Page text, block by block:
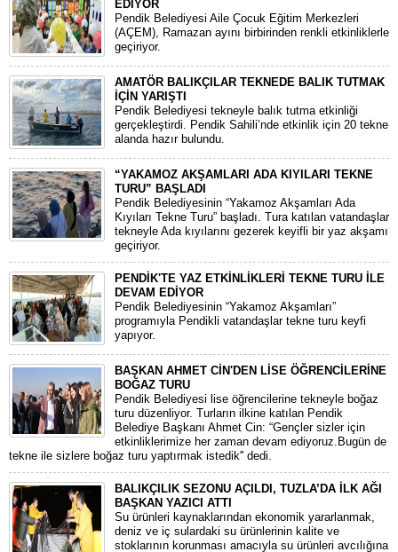
EDİYOR
Pendik Belediyesi Aile Çocuk Eğitim Merkezleri
(AÇEM), Ramazan ayını birbirinden renkli etkinliklerle
geçiriyor.
AMATÖR BALIKÇILAR TEKNEDE BALIK TUTMAK
İÇİN YARIŞTI
Pendik Belediyesi tekneyle balık tutma etkinliği
gerçekleştirdi. Pendik Sahili’nde etkinlik için 20 tekne
alanda hazır bulundu.
“YAKAMOZ AKŞAMLARI ADA KIYILARI TEKNE
TURU” BAŞLADI
Pendik Belediyesinin “Yakamoz Akşamları Ada
Kıyıları Tekne Turu” başladı. Tura katılan vatandaşlar
tekneyle Ada kıyılarını gezerek keyifli bir yaz akşamı
geçiriyor.
PENDİK'TE YAZ ETKİNLİKLERİ TEKNE TURU İLE
DEVAM EDİYOR
Pendik Belediyesinin “Yakamoz Akşamları”
programıyla Pendikli vatandaşlar tekne turu keyfi
yapıyor.
BAŞKAN AHMET CİN'DEN LİSE ÖĞRENCİLERİNE
BOĞAZ TURU
Pendik Belediyesi lise öğrencilerine tekneyle boğaz
turu düzenliyor. Turların ilkine katılan Pendik
Belediye Başkanı Ahmet Cin: “Gençler sizler için
etkinliklerimize her zaman devam ediyoruz.Bugün de
tekne ile sizlere boğaz turu yaptırmak istedik'' dedi.
BALIKÇILIK SEZONU AÇILDI, TUZLA’DA İLK AĞI
BAŞKAN YAZICI ATTI
Su ürünleri kaynaklarından ekonomik yararlanmak,
deniz ve iç sulardaki su ürünlerinin kalite ve
stoklarının korunması amacıyla su ürünleri avcılığına